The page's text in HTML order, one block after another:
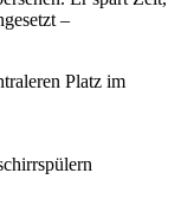
–
Platz im